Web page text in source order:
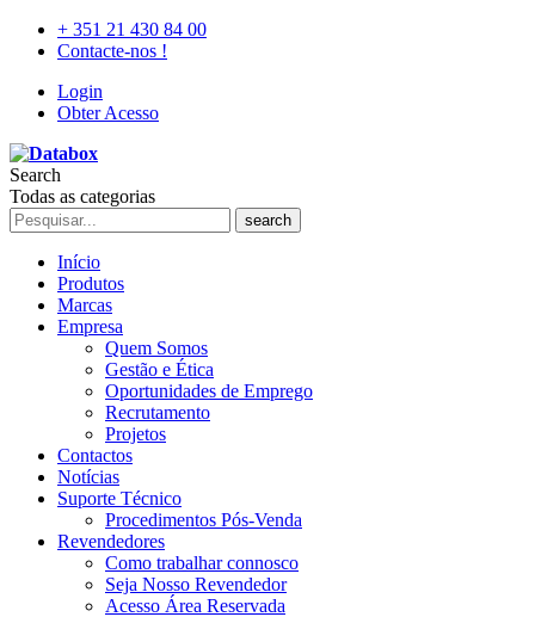
+ 351 21 430 84 00
Contacte-nos !
Login
Obter Acesso
Search
Todas as categorias
search
Início
Produtos
Marcas
Empresa
Quem Somos
Gestão e Ética
Oportunidades de Emprego
Recrutamento
Projetos
Contactos
Notícias
Suporte Técnico
Procedimentos Pós-Venda
Revendedores
Como trabalhar connosco
Seja Nosso Revendedor
Acesso Área Reservada